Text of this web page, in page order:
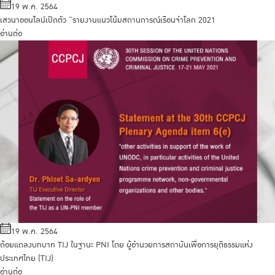
19 พ.ค. 2564
เสวนาออนไลน์เปิดตัว “รายงานแนวโน้มสถานการณ์เรือนจำโลก 2021
อ่านต่อ
19 พ.ค. 2564
ถ้อยแถลงบทบาท TIJ ในฐานะ PNI โดย ผู้อำนวยการสถาบันเพื่อการยุติธรรมแห่ง
ประเทศไทย (TIJ)
อ่านต่อ